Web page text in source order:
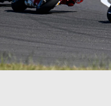
Item
Item